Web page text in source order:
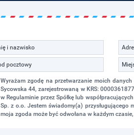
Wyrażam zgodę na przetwarzanie moich
Sycowska 44, zarejestrowaną w KRS:
w Regulaminie przez Spółkę lub
Sp. z o.o. Jestem świadomy(a)
moja zgoda może być odwołana w każdym